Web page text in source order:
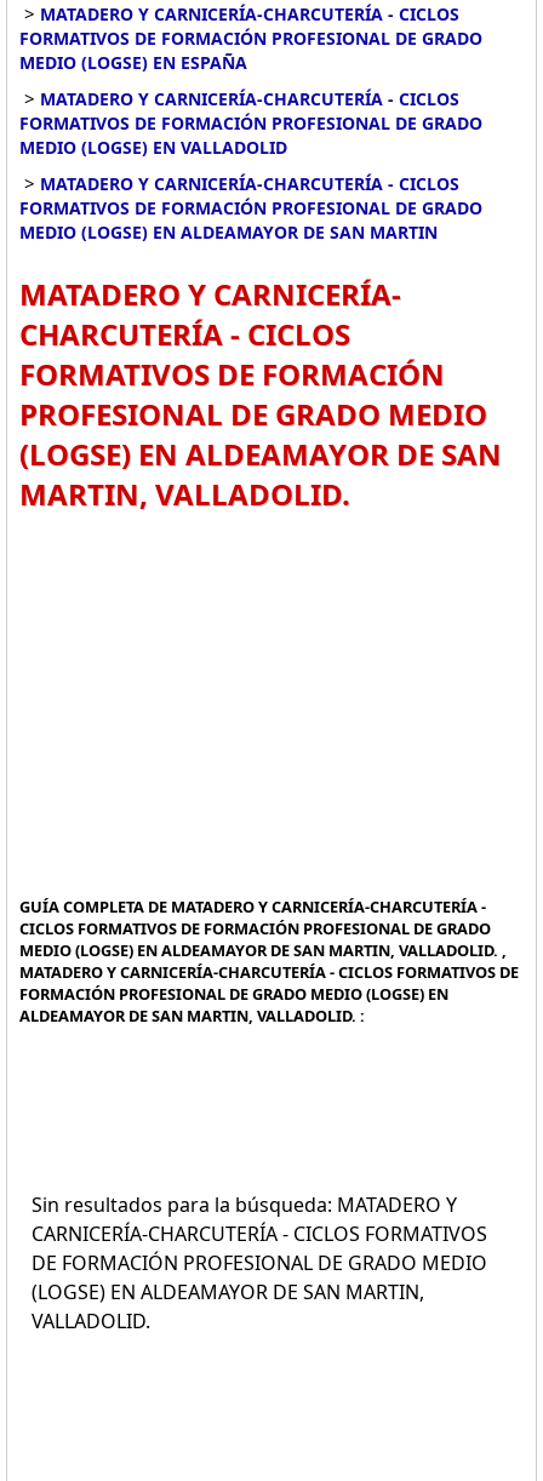
> MATADERO Y CARNICERÍA-CHARCUTERÍA - CICLOS
FORMATIVOS DE FORMACIÓN PROFESIONAL DE GRADO
MEDIO (LOGSE) EN ESPAÑA
> MATADERO Y CARNICERÍA-CHARCUTERÍA - CICLOS
FORMATIVOS DE FORMACIÓN PROFESIONAL DE GRADO
MEDIO (LOGSE) EN VALLADOLID
> MATADERO Y CARNICERÍA-CHARCUTERÍA - CICLOS
FORMATIVOS DE FORMACIÓN PROFESIONAL DE GRADO
MEDIO (LOGSE) EN ALDEAMAYOR DE SAN MARTIN
MATADERO Y CARNICERÍA-
CHARCUTERÍA - CICLOS
FORMATIVOS DE FORMACIÓN
PROFESIONAL DE GRADO MEDIO
(LOGSE) EN ALDEAMAYOR DE SAN
MARTIN, VALLADOLID.
GUÍA COMPLETA DE MATADERO Y CARNICERÍA-CHARCUTERÍA -
CICLOS FORMATIVOS DE FORMACIÓN PROFESIONAL DE GRADO
MEDIO (LOGSE) EN ALDEAMAYOR DE SAN MARTIN, VALLADOLID. ,
MATADERO Y CARNICERÍA-CHARCUTERÍA - CICLOS FORMATIVOS DE
FORMACIÓN PROFESIONAL DE GRADO MEDIO (LOGSE) EN
ALDEAMAYOR DE SAN MARTIN, VALLADOLID. :
Sin resultados para la búsqueda: MATADERO Y
CARNICERÍA-CHARCUTERÍA - CICLOS FORMATIVOS
DE FORMACIÓN PROFESIONAL DE GRADO MEDIO
(LOGSE) EN ALDEAMAYOR DE SAN MARTIN,
VALLADOLID.